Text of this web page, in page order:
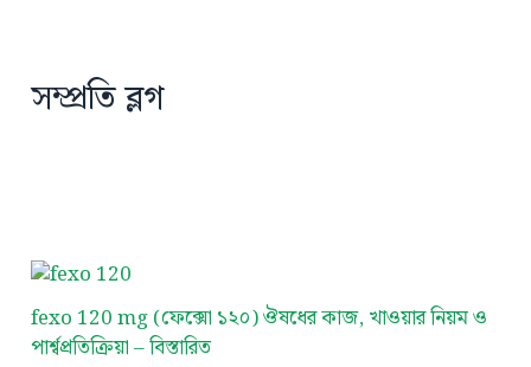
সম্প্রতি ব্লগ
fexo 120 mg (ফেক্সো ১২০) ঔষধের কাজ, খাওয়ার নিয়ম ও
পার্শ্বপ্রতিক্রিয়া – বিস্তারিত